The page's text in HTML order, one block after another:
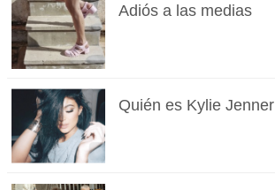
Adiós a las medias
Quién es Kylie Jenner